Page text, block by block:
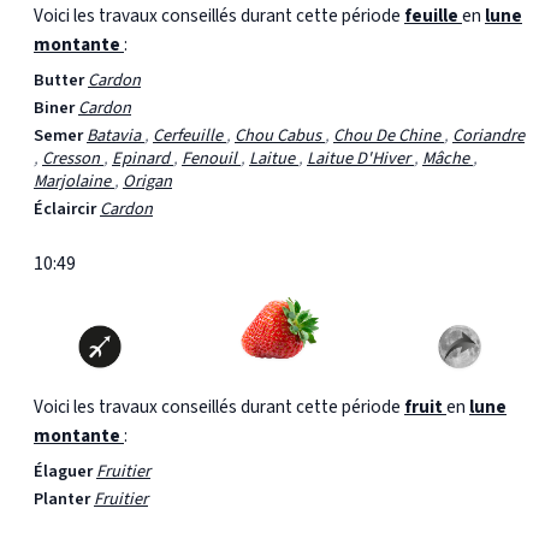
Voici les travaux conseillés durant cette période feuilleen lune
montante:
ButterCardon
BinerCardon
SemerBatavia, Cerfeuille, Chou Cabus, Chou De Chine, Coriandre
, Cresson, Epinard, Fenouil, Laitue, Laitue D'Hiver, Mâche,
Marjolaine, Origan
ÉclaircirCardon
10:49
Voici les travaux conseillés durant cette période fruiten lune
montante:
ÉlaguerFruitier
PlanterFruitier